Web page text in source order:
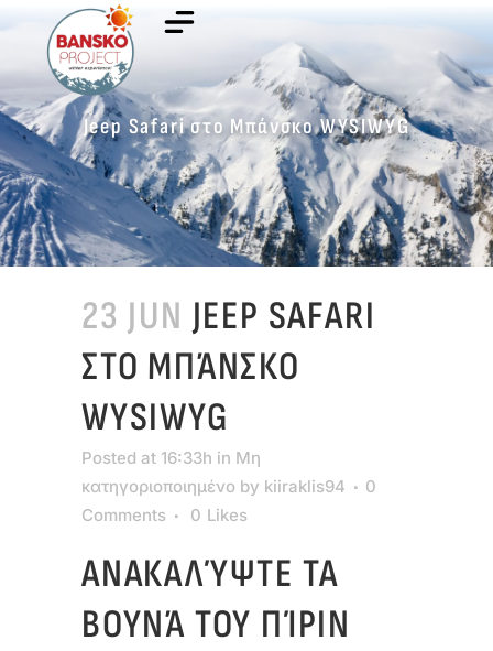
Jeep Safari στο Μπάνσκο WYSIWYG
23 JUN JEEP SAFARI
ΣΤΟ ΜΠΆΝΣΚΟ
WYSIWYG
Posted at 16:33h in Μη
κατηγοριοποιημένο by kiiraklis94
0
Comments
0 Likes
ΑΝΑΚΑΛΎΨΤΕ ΤΑ
ΒΟΥΝΆ ΤΟΥ ΠΊΡΙΝ